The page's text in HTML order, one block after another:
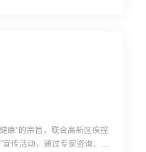
康”的宗旨，联合高新区疾控
传活动，通过专家咨询、知